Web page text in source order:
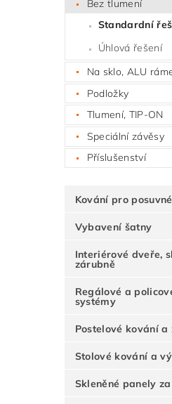
Bez tlumení
Standardní
Úhlová řešení
Na sklo, ALU
Podložky
Tlumení, TIP-ON
Speciální závěsy
Příslušenství
Kování pro
Vybavení šatny
Interiérové dveře,
zárubně
Regálové a
systémy
Postelové kování a
Stolové kování a
Skleněné panely